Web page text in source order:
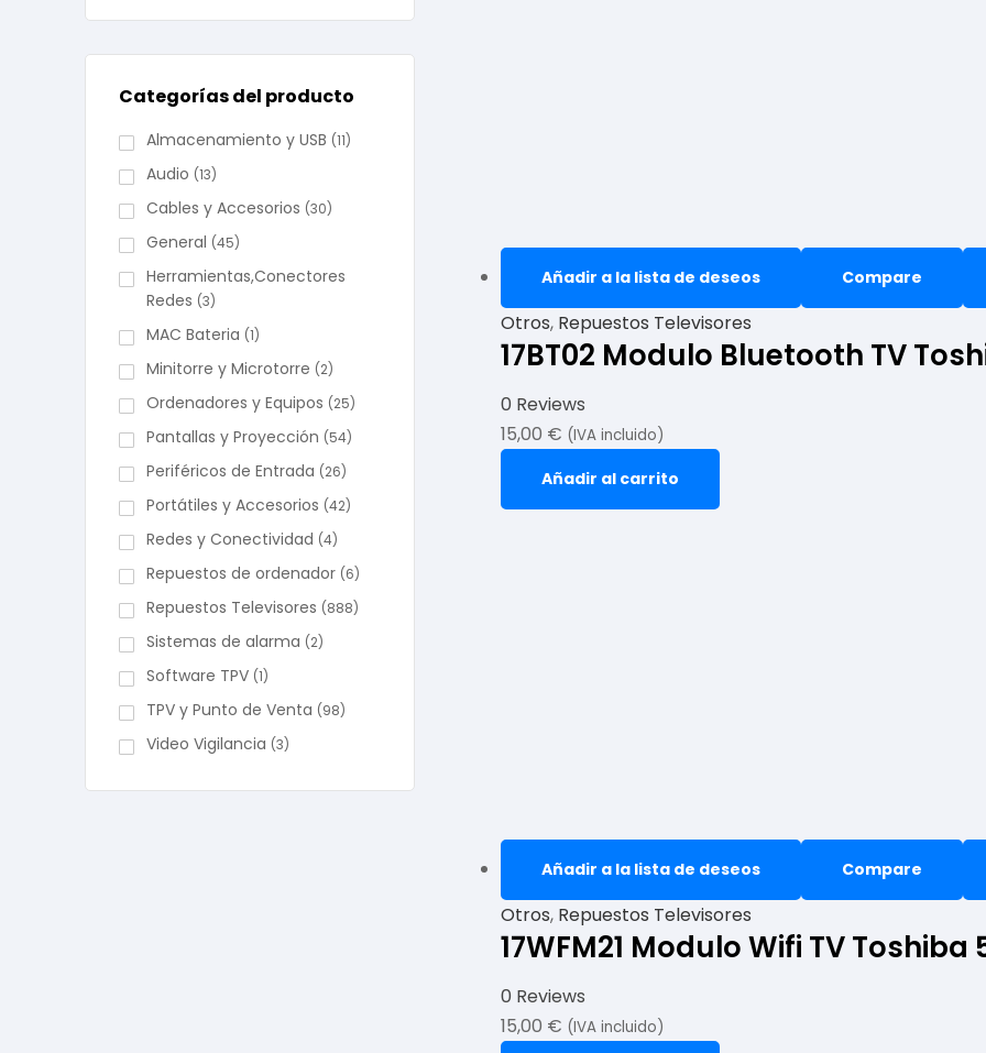
Añadir a la lista de deseos Compare
Otros, Repuestos Televisores
17BT02 Modulo Bluetooth TV
0 Reviews
15,00 € (IVA incluido)
Añadir al carrito
Añadir a la lista de deseos Compare
Otros, Repuestos Televisores
17WFM21 Modulo Wifi TV Toshiba
0 Reviews
15,00 € (IVA incluido)
Categorías del producto
Almacenamiento y USB (11)
Audio (13)
Cables y Accesorios (30)
General (45)
Herramientas,Conectores
Redes (3)
MAC Bateria (1)
Minitorre y Microtorre (2)
Ordenadores y Equipos (25)
Pantallas y Proyección (54)
Periféricos de Entrada (26)
Portátiles y Accesorios (42)
Redes y Conectividad (4)
Repuestos de ordenador (6)
Repuestos Televisores (888)
Sistemas de alarma (2)
Software TPV (1)
TPV y Punto de Venta (98)
Video Vigilancia (3)